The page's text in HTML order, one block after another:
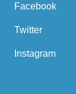
Facebook
Twitter
Instagram